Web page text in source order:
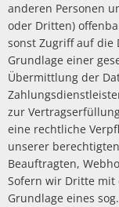
anderen Personen
oder Dritten)
sonst Zugriff auf die
Grundlage einer
Übermittlung der
zur
eine rechtliche
unserer
Beauftragten,
Sofern wir Dritte mit
Grundlage eines